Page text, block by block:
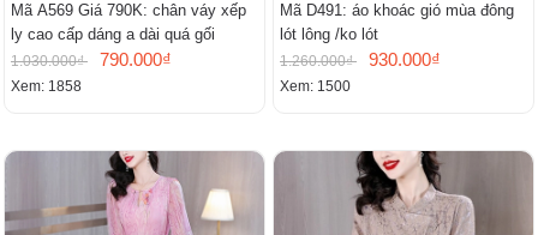
Mã A569 Giá 790K: chân váy xếp
ly cao cấp dáng a dài quá gối
1.030.000₫ 790.000₫
Xem: 1858
Mã D491: áo khoác gió mùa đông
lót lông /ko lót
1.260.000₫ 930.000₫
Xem: 1500